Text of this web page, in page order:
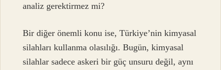
analiz gerektirmez mi?
Bir diğer önemli konu ise, Türkiye’nin kimyasal
silahları kullanma olasılığı. Bugün, kimyasal
silahlar sadece askeri bir güç unsuru değil, aynı